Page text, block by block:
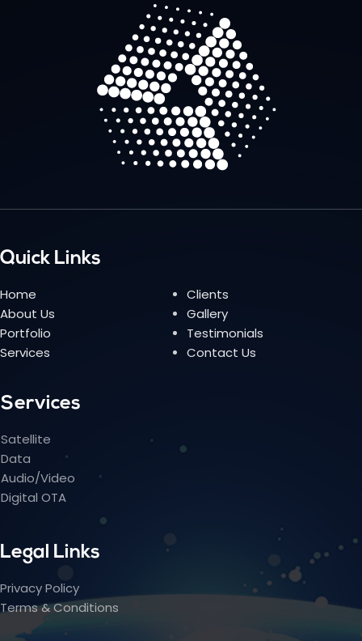
Quick Links
Home
About Us
Portfolio
Services
Clients
Gallery
Testimonials
Contact Us
Services
Satellite
Data
Audio/Video
Digital OTA
Legal Links
Privacy Policy
Terms & Conditions